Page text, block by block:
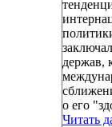
держав,
о его
Читать